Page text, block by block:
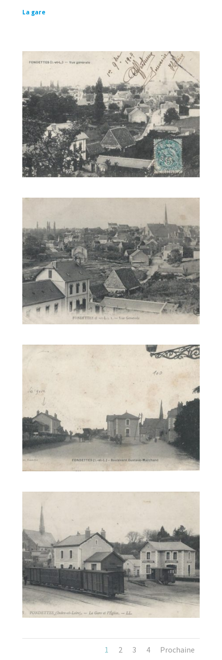
La gare
1 2 3 4 Prochaine